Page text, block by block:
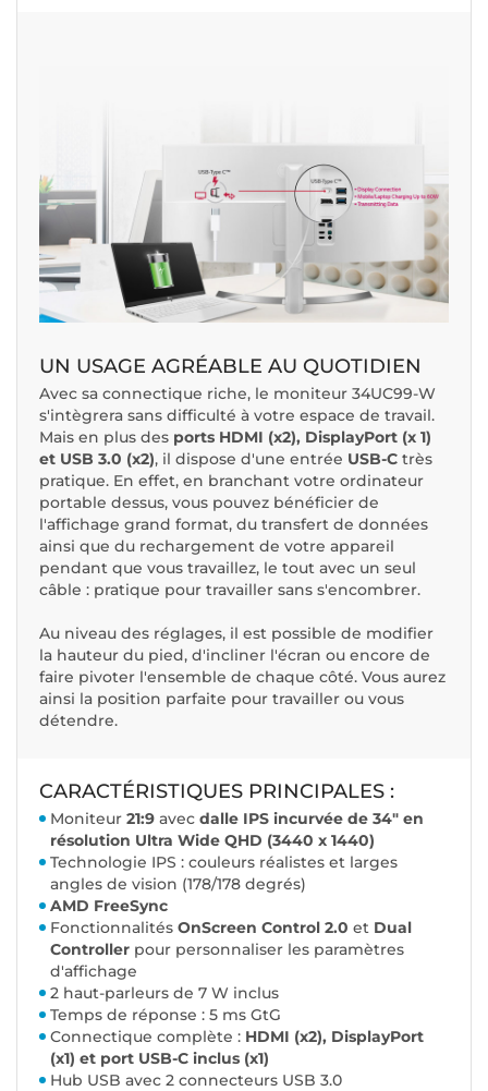
UN USAGE AGRÉABLE AU QUOTIDIEN
Avec sa connectique riche, le moniteur 34UC99-W
s'intègrera sans difficulté à votre espace de travail.
Mais en plus des ports HDMI (x2), DisplayPort (x 1)
et USB 3.0 (x2), il dispose d'une entrée USB-C très
pratique. En effet, en branchant votre ordinateur
portable dessus, vous pouvez bénéficier de
l'affichage grand format, du transfert de données
ainsi que du rechargement de votre appareil
pendant que vous travaillez, le tout avec un seul
câble : pratique pour travailler sans s'encombrer.
Au niveau des réglages, il est possible de modifier
la hauteur du pied, d'incliner l'écran ou encore de
faire pivoter l'ensemble de chaque côté. Vous aurez
ainsi la position parfaite pour travailler ou vous
détendre.
CARACTÉRISTIQUES PRINCIPALES :
Moniteur 21:9 avec dalle IPS incurvée de 34" en
résolution Ultra Wide QHD (3440 x 1440)
Technologie IPS : couleurs réalistes et larges
angles de vision (178/178 degrés)
AMD FreeSync
Fonctionnalités OnScreen Control 2.0 et Dual
Controller pour personnaliser les paramètres
d'affichage
2 haut-parleurs de 7 W inclus
Temps de réponse : 5 ms GtG
Connectique complète : HDMI (x2), DisplayPort
(x1) et port USB-C inclus (x1)
Hub USB avec 2 connecteurs USB 3.0